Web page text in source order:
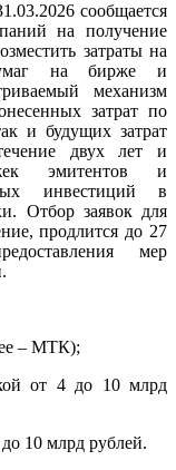
сообщается
на получение
затраты на
на бирже и
механизм
затрат по
и будущих затрат
двух лет и
эмитентов и
инвестиций в
Отбор заявок для
продлится до 27
мер
– МТК);
от 4 до 10 млрд
10 млрд рублей.